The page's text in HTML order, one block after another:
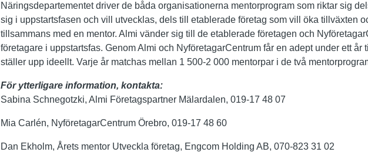
Näringsdepartementet driver de båda organisationerna mentorprogram som riktar sig
sig i uppstartsfasen och vill utvecklas, dels till etablerade företag som vill öka tillväxten
tillsammans med en mentor. Almi vänder sig till de etablerade företagen och
företagare i uppstartsfas. Genom Almi och NyföretagarCentrum får en adept under ett år
ställer upp ideellt. Varje år matchas mellan 1 500-2 000 mentorpar i de två
För ytterligare information, kontakta:
Sabina Schnegotzki, Almi Företagspartner Mälardalen, 019-17 48 07
Mia Carlén, NyföretagarCentrum Örebro, 019-17 48 60
Dan Ekholm, Årets mentor Utveckla företag, Engcom Holding AB, 070-823 31 02